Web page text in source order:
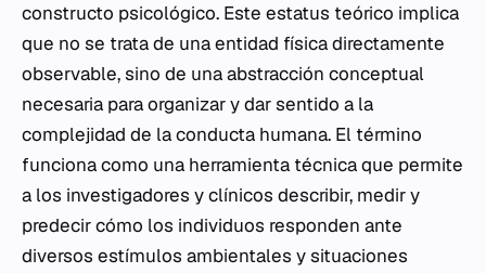
constructo psicológico. Este estatus teórico implica
que no se trata de una entidad física directamente
observable, sino de una abstracción conceptual
necesaria para organizar y dar sentido a la
complejidad de la conducta humana. El término
funciona como una herramienta técnica que permite
a los investigadores y clínicos describir, medir y
predecir cómo los individuos responden ante
diversos estímulos ambientales y situaciones